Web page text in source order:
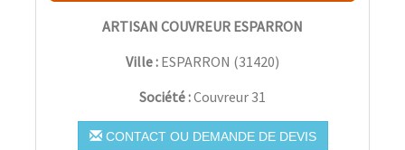
ARTISAN COUVREUR ESPARRON
Ville : ESPARRON (31420)
Société :Couvreur 31
CONTACT OU DEMANDE DE DEVIS